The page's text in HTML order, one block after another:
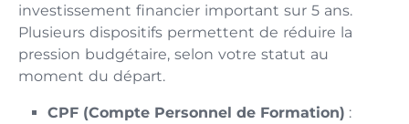
investissement financier important sur 5 ans.
Plusieurs dispositifs permettent de réduire la
pression budgétaire, selon votre statut au
moment du départ.
CPF (Compte Personnel de Formation) :